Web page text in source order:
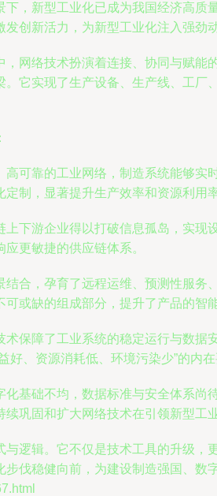
，新型工业化已成为我国经济高
创新活力，为新型工业化注入强劲动
网络技术扮演着连接、协同与赋
它实现了生产设备、生产线、工
可靠的工业网络，制造系统能够
制，显著提升生产效率和资源利用率
下游企业得以打破信息孤岛，实
更敏捷的供应链体系。
合，孕育了远程运维、预测性服
或缺的组成部分，提升了产品的智
保障了工业系统的稳定运行与数
、资源消耗低、环境污染少”的内在
基础不均，数据标准与安全体系
巩固和扩大网络技术在引领新型工
逻辑。它不仅是技术工具的升级
伐稳健向前，为建设制造强国、数